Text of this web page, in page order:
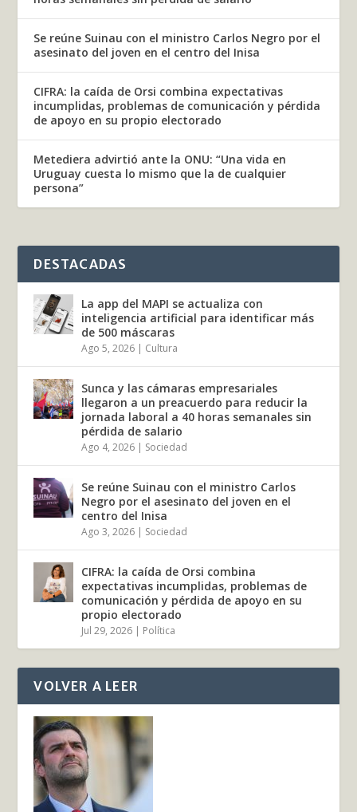
Se reúne Suinau con el ministro Carlos Negro por el
asesinato del joven en el centro del Inisa
CIFRA: la caída de Orsi combina expectativas
incumplidas, problemas de comunicación y pérdida
de apoyo en su propio electorado
Metediera advirtió ante la ONU: “Una vida en
Uruguay cuesta lo mismo que la de cualquier
persona”
DESTACADAS
La app del MAPI se actualiza con
inteligencia artificial para identificar más
de 500 máscaras
Ago 5, 2026 | Cultura
Sunca y las cámaras empresariales
llegaron a un preacuerdo para reducir la
jornada laboral a 40 horas semanales sin
pérdida de salario
Ago 4, 2026 | Sociedad
Se reúne Suinau con el ministro Carlos
Negro por el asesinato del joven en el
centro del Inisa
Ago 3, 2026 | Sociedad
CIFRA: la caída de Orsi combina
expectativas incumplidas, problemas de
comunicación y pérdida de apoyo en su
propio electorado
Jul 29, 2026 | Política
VOLVER A LEER